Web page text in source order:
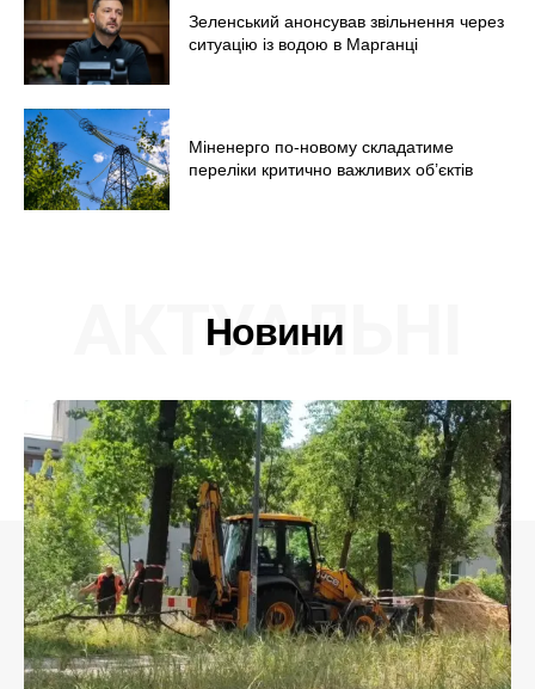
Зеленський анонсував звільнення через
ситуацію із водою в Марганці
Міненерго по-новому складатиме
переліки критично важливих об’єктів
Новини
АКТУАЛЬНІ